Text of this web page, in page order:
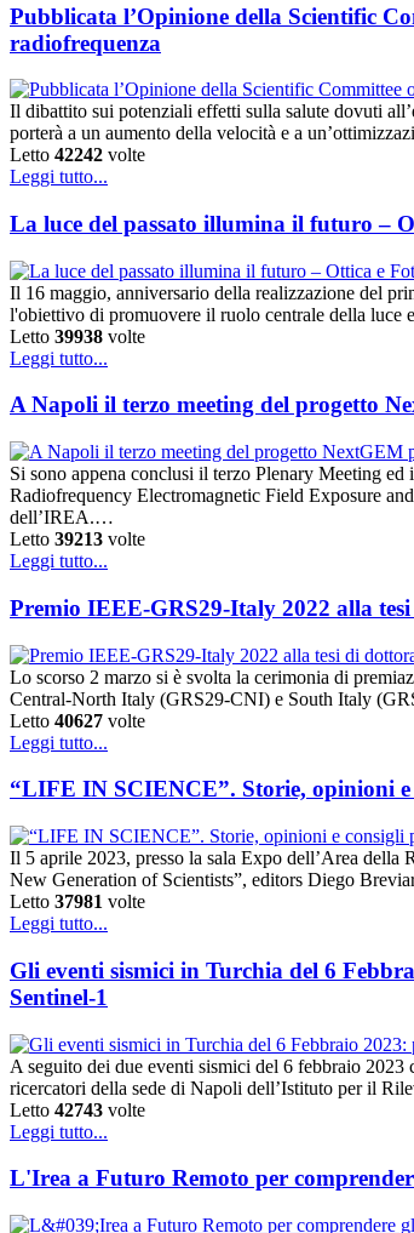
Pubblicata l’Opinione della Scientific
radiofrequenza
Il dibattito sui potenziali effetti sulla salute dovuti
porterà a un aumento della velocità e a
Letto 42242 volte
Leggi tutto...
La luce del passato illumina il futuro –
Il 16 maggio, anniversario della realizzazione del
l'obiettivo di promuovere il ruolo centrale della luce
Letto 39938 volte
Leggi tutto...
A Napoli il terzo meeting del progetto
Si sono appena conclusi il terzo Plenary Meeting
Radiofrequency Electromagnetic Field Exposure
dell’IREA.…
Letto 39213 volte
Leggi tutto...
Premio IEEE-GRS29-Italy 2022 alla
Lo scorso 2 marzo si è svolta la cerimonia di
Central-North Italy (GRS29-CNI) e South Italy
Letto 40627 volte
Leggi tutto...
“LIFE IN SCIENCE”. Storie, opinioni e
Il 5 aprile 2023, presso la sala Expo dell’Area
New Generation of Scientists”, editors Diego
Letto 37981 volte
Leggi tutto...
Gli eventi sismici in Turchia del 6
Sentinel-1
A seguito dei due eventi sismici del 6 febbraio
ricercatori della sede di Napoli dell’Istituto per il
Letto 42743 volte
Leggi tutto...
L'Irea a Futuro Remoto per